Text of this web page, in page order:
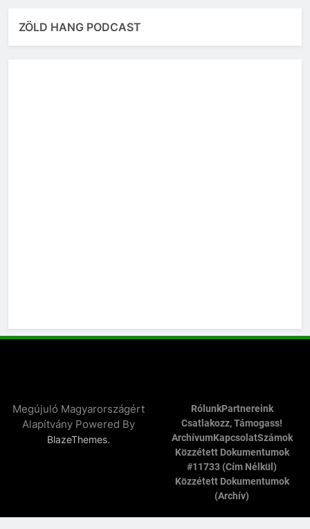
ZÖLD HANG PODCAST
Megújuló Magyarországért
Alapítvány Powered By
BlazeThemes.
RólunkPartnereink
Csatlakozz, Támogass!
ArchívumKapcsolatSzámok
Közzétett Dokumentumok
#11733 (cím Nélkül)
Közzétett Dokumentumok
(archív)